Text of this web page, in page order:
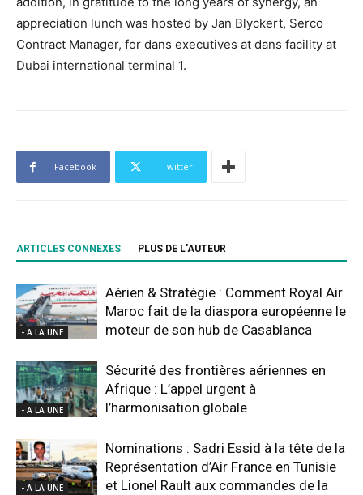
appreciation lunch was hosted by Jan Blyckert, Serco
Contract Manager, for dans executives at dans facility at
Dubai international terminal 1.
Facebook Twitter
ARTICLES CONNEXES PLUS DE L'AUTEUR
- A LA UNE
Aérien & Stratégie : Comment Royal Air
Maroc fait de la diaspora européenne le
moteur de son hub de Casablanca
- A LA UNE
Sécurité des frontières aériennes en
Afrique : L’appel urgent à
l’harmonisation globale
- A LA UNE
Nominations : Sadri Essid à la tête de la
Représentation d’Air France en Tunisie
et Lionel Rault aux commandes de la